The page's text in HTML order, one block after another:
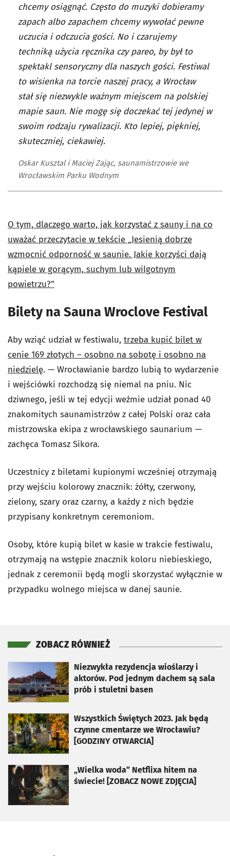
chcemy osiągnąć. Często do muzyki dobieramy
zapach albo zapachem chcemy wywołać pewne
uczucia i odczucia gości. No i czarujemy
techniką użycia ręcznika czy pareo, by był to
spektakl sensoryczny dla naszych gości. Festiwal
to wisienka na torcie naszej pracy, a Wrocław
stał się niezwykle ważnym miejscem na polskiej
mapie saun. Nie mogę się doczekać tej jedynej w
swoim rodzaju rywalizacji. Kto lepiej, piękniej,
skuteczniej, ciekawiej.
Oskar Kusztal i Maciej Zając, saunamistrzowie we
Wrocławskim Parku Wodnym
O tym, dlaczego warto, jak korzystać z sauny i na co
uważać przeczytacie w tekście „Jesienią dobrze
wzmocnić odporność w saunie. Jakie korzyści dają
kąpiele w gorącym, suchym lub wilgotnym
powietrzu?”
Bilety na Sauna Wroclove Festival
Aby wziąć udział w festiwalu, trzeba kupić bilet w
cenie 169 złotych – osobno na sobotę i osobno na
niedzielę. — Wrocławianie bardzo lubią to wydarzenie
i wejściówki rozchodzą się niemal na pniu. Nic
dziwnego, jeśli w tej edycji weźmie udział ponad 40
znakomitych saunamistrzów z całej Polski oraz cała
mistrzowska ekipa z wrocławskiego saunarium —
zachęca Tomasz Sikora.
Uczestnicy z biletami kupionymi wcześniej otrzymają
przy wejściu kolorowy znacznik: żółty, czerwony,
zielony, szary oraz czarny, a każdy z nich będzie
przypisany konkretnym ceremoniom.
Osoby, które kupią bilet w kasie w trakcie festiwalu,
otrzymają na wstępie znacznik koloru niebieskiego,
jednak z ceremonii będą mogli skorzystać wyłącznie w
przypadku wolnego miejsca w danej saunie.
ZOBACZ RÓWNIEŻ
Niezwykła rezydencja wioślarzy i
aktorów. Pod jednym dachem są sala
prób i stuletni basen
otworzy się w nowej karcie
Wszystkich Świętych 2023. Jak będą
czynne cmentarze we Wrocławiu?
[GODZINY OTWARCIA]
otworzy się w nowej karcie
„Wielka woda” Netflixa hitem na
świecie! [ZOBACZ NOWE ZDJĘCIA]
otworzy się w nowej karcie